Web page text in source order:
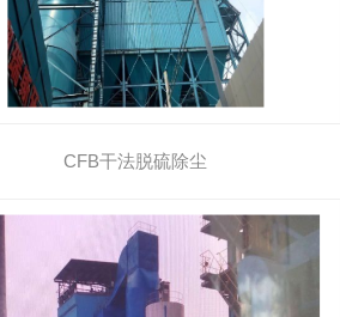
CFB干法脱硫除尘